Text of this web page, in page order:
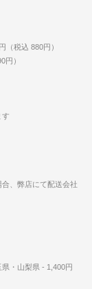
（税込 880円）
円）
す
、弊店にて配送会社
・山梨県 - 1,400円